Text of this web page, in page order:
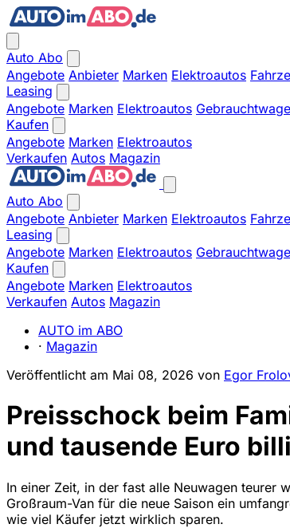
Auto Abo
Angebote Anbieter Marken Elektroautos
Leasing
Angebote Marken Elektroautos
Kaufen
Angebote Marken Elektroautos
Verkaufen Autos Magazin
Auto Abo
Angebote Anbieter Marken Elektroautos
Leasing
Angebote Marken Elektroautos
Kaufen
Angebote Marken Elektroautos
Verkaufen Autos Magazin
AUTO im ABO
· Magazin
Veröffentlicht am Mai 08, 2026 von Egor
Preisschock beim
und tausende Euro
In einer Zeit, in der fast alle Neuwagen teurer
Großraum-Van für die neue Saison ein
wie viel Käufer jetzt wirklich sparen.